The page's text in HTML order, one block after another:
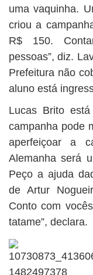
uma vaquinha.
criou a
R$ 150.
pessoas”, diz.
Prefeitura não
aluno está
Lucas Brito
campanha pode
aperfeiçoar a
Alemanha será
Peço a ajuda
de Artur
Conto com
tatame”, declara.